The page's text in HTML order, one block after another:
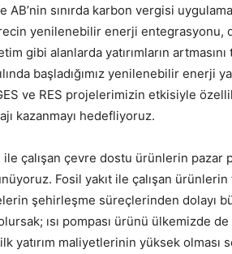
sınırda karbon vergisi
yenilenebilir enerji entegrasyonu,
gibi alanlarda yatırımların
başladığımız yenilenebilir enerji
ve RES projelerimizin etkisiyle
kazanmayı hedefliyoruz.
çalışan çevre dostu ürünlerin pazar
Fosil yakıt ile çalışan
şehirleşme süreçlerinden dolayı
ısı pompası ürünü ülkemizde
yatırım maliyetlerinin yüksek olması